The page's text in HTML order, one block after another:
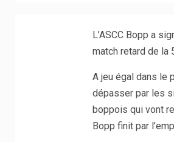
L’ASCC Bopp a
match retard de la
A jeu égal dans le
dépasser par les
boppois qui vont
Bopp finit par